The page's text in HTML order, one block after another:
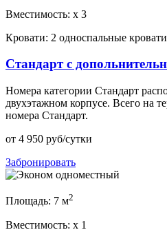
Вместимость: x 3
Кровати: 2 односпальные
Стандарт с
Номера категории Стандарт
двухэтажном корпусе. Всего на
номера Стандарт.
от 4 950 руб/сутки
Забронировать
Площадь: 7 м2
Вместимость: x 1